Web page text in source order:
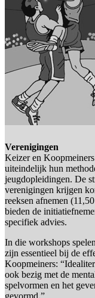
Verenigingen
Keizer en
uiteindelijk hun
jeugdopleidingen. De
verenigingen krijgen
reeksen afnemen
bieden de
specifiek advies.
In die workshops
zijn essentieel bij de
Koopmeiners:
ook bezig met de
spelvormen en het